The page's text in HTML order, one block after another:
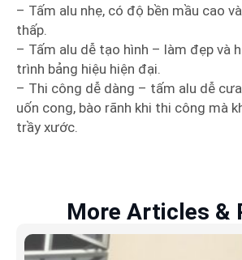
– Tấm alu nhẹ, có độ bền mầu cao
thấp.
– Tấm alu dễ tạo hình – làm đẹp và
trình bảng hiệu hiện đại.
– Thi công dễ dàng – tấm alu dễ
uốn cong, bào rãnh khi thi công mà
trầy xước.
More Articles &